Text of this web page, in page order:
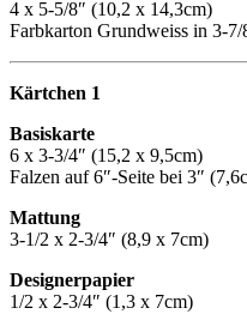
4 x 5-5/8″ (10,2 x 14,3cm)
Farbkarton Grundweiss in 3-
Kärtchen 1
Basiskarte
6 x 3-3/4″ (15,2 x 9,5cm)
Falzen auf 6″-Seite bei 3″
Mattung
3-1/2 x 2-3/4″ (8,9 x 7cm)
Designerpapier
1/2 x 2-3/4″ (1,3 x 7cm)